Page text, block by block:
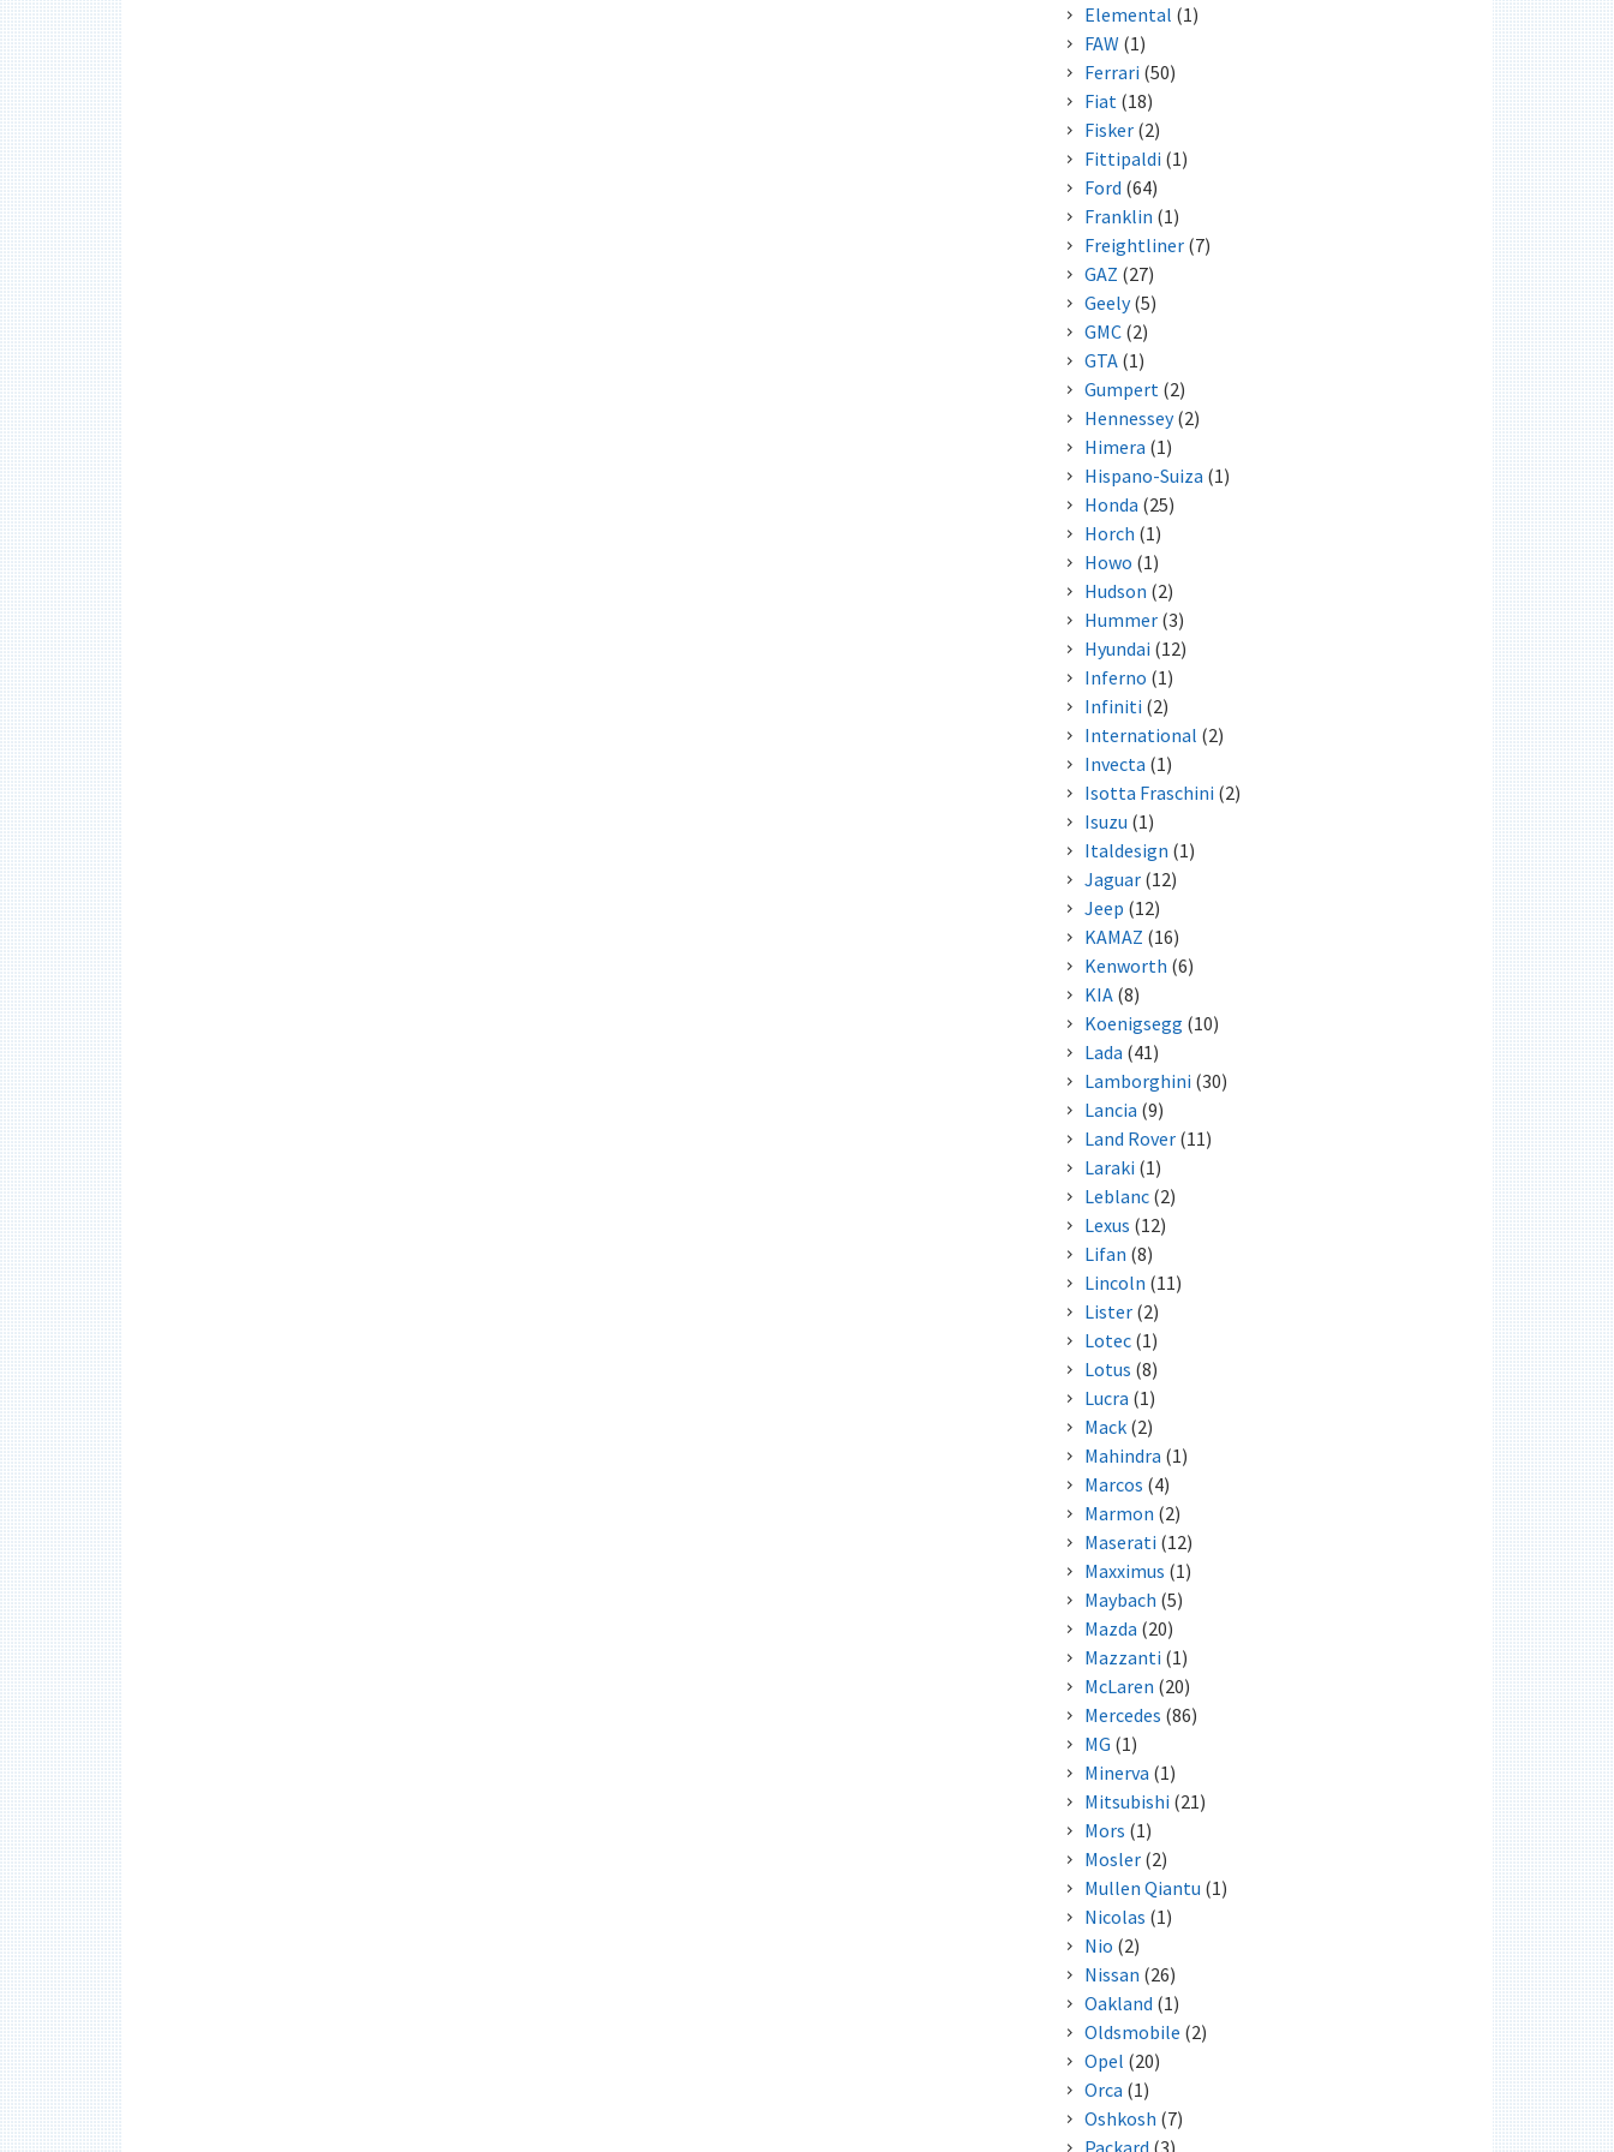
Elemental (1)
FAW (1)
Ferrari (50)
Fiat (18)
Fisker(2)
Fittipaldi (1)
Ford (64)
Franklin (1)
Freightliner(7)
GAZ (27)
Geely(5)
GMC(2)
GTA(1)
Gumpert (2)
Hennessey(2)
Himera (1)
Hispano-Suiza (1)
Honda (25)
Horch (1)
Howo (1)
Hudson (2)
Hummer(3)
Hyundai (12)
Inferno (1)
Infiniti (2)
International (2)
Invecta (1)
Isotta Fraschini (2)
Isuzu (1)
Italdesign (1)
Jaguar(12)
Jeep (12)
KAMAZ (16)
Kenworth (6)
KIA(8)
Koenigsegg (10)
Lada (41)
Lamborghini (30)
Lancia (9)
Land Rover(11)
Laraki (1)
Leblanc(2)
Lexus (12)
Lifan (8)
Lincoln (11)
Lister(2)
Lotec(1)
Lotus (8)
Lucra (1)
Mack(2)
Mahindra (1)
Marcos (4)
Marmon (2)
Maserati (12)
Maxximus (1)
Maybach (5)
Mazda (20)
Mazzanti (1)
McLaren (20)
Mercedes (86)
MG (1)
Minerva (1)
Mitsubishi (21)
Mors (1)
Mosler(2)
Mullen Qiantu (1)
Nicolas (1)
Nio (2)
Nissan (26)
Oakland (1)
Oldsmobile (2)
Opel (20)
Orca (1)
Oshkosh (7)
Packard (3)